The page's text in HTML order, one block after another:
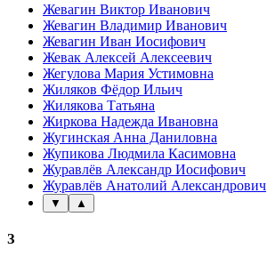
Жевагин Виктор Иванович
Жевагин Владимир Иванович
Жевагин Иван Иосифович
Жевак Алексей Алексеевич
Жегулова Мария Устимовна
Жиляков Фёдор Ильич
Жилякова Татьяна
Жиркова Надежда Ивановна
Жугинская Анна Даниловна
Жупикова Людмила Касимовна
Журавлёв Александр Иосифович
Журавлёв Анатолий Александрович
▼ ▲
З